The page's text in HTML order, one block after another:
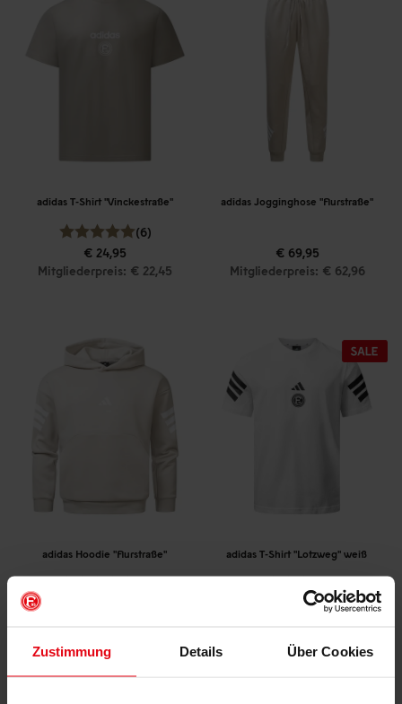
Zustimmung Details Über Cookies
adidas T-Shirt "Vinckestraße"
(6)
€ 24,95
Mitgliederpreis: € 22,45
adidas Jogginghose "Flurstraße"
€ 69,95
Mitgliederpreis: € 62,96
adidas Hoodie "Flurstraße" adidas T-Shirt "Lotzweg" weiß
€ 29,95